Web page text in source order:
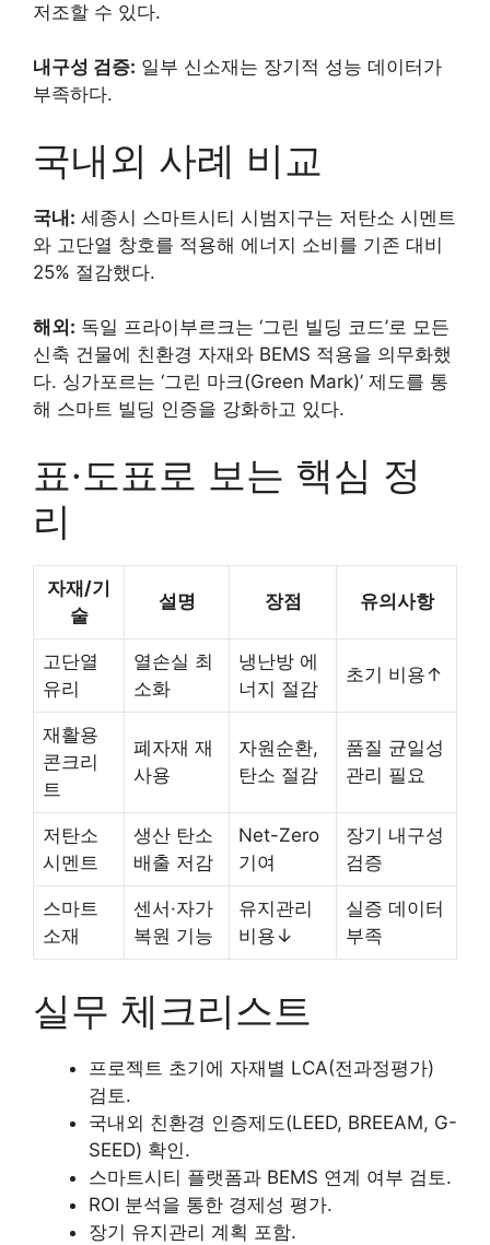
저조할 수 있다.
내구성 검증: 일부 신소재는 장기적 성능 데이터가
부족하다.
국내외 사례 비교
국내: 세종시 스마트시티 시범지구는 저탄소 시멘트
와 고단열 창호를 적용해 에너지 소비를 기존 대비
25% 절감했다.
해외: 독일 프라이부르크는 ‘그린 빌딩 코드’로 모든
신축 건물에 친환경 자재와 BEMS 적용을 의무화했
다. 싱가포르는 ‘그린 마크(Green Mark)’ 제도를 통
해 스마트 빌딩 인증을 강화하고 있다.
표·도표로 보는 핵심 정
리
자재/기
술
설명 장점 유의사항
고단열
유리
열손실 최
소화
냉난방 에
너지 절감
초기 비용↑
재활용
콘크리
트
폐자재 재
사용
자원순환,
탄소 절감
품질 균일성
관리 필요
저탄소
시멘트
생산 탄소
배출 저감
Net-Zero
기여
장기 내구성
검증
스마트
소재
센서·자가
복원 기능
유지관리
비용↓
실증 데이터
부족
실무 체크리스트
프로젝트 초기에 자재별 LCA(전과정평가)
검토.
국내외 친환경 인증제도(LEED, BREEAM, G-
SEED) 확인.
스마트시티 플랫폼과 BEMS 연계 여부 검토.
ROI 분석을 통한 경제성 평가.
장기 유지관리 계획 포함.